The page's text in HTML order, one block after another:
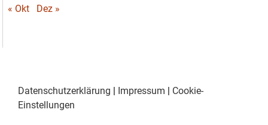
« Okt
Dez »
Datenschutzerklärung | Impressum | Cookie-
Einstellungen